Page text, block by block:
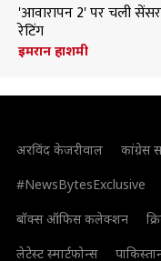
'आवारापन 2' पर चली
रेटिंग
इमरान हाशमी
अरविंद केजरीवाल कांग्रेस
#NewsBytesExclusive
बॉक्स ऑफिस कलेक्शन
लेटेस्ट स्मार्टफोन्स